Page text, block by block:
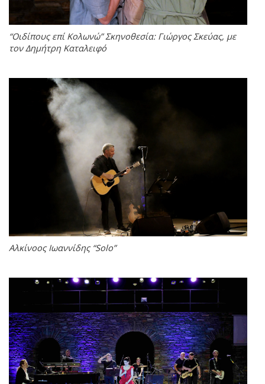
“Οιδίπους επί Κολωνώ” Σκηνοθεσία: Γιώργος Σκεύας, με
τον Δημήτρη Καταλειφό
Αλκίνοος Ιωαννίδης “Solo”